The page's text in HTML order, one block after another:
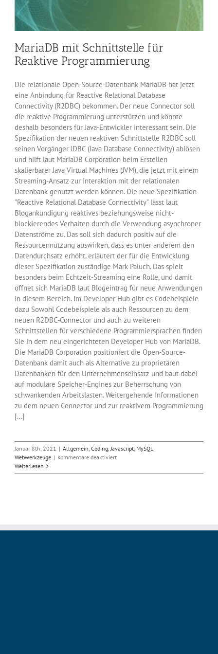
MariaDB mit Schnittstelle für
Reaktive Programmierung
Die relationale Open-Source-Datenbank MariaDB hat jetzt
eine Anbindung für Reactive Relational Database
Connectivity (R2DBC) bekommen. Der neue Connector soll
die reaktive Programmierung unterstützen und könnte
deshalb besonders für Java-Entwickler interessant sein. Die
Spezifikation der neuen reaktiven Schnittstelle R2DBC soll
seinen Vorgänger JDBC (Java Database Connectivity) ablösen
und hilft laut MariaDB Corporation beim Erstellen
skalierbarer Java Virtual Machines (JVM), die jetzt mit einem
Streaming-Ansatz zur Interaktion mit der relationalen
Datenbank genutzt werden können. Die neue Spezifikation
"Reactive Relational Database Connectivity" lässt laut
Blogankündigung reaktives beziehungsweise nicht-
blockierendes Verhalten durch die Verwendung asynchroner
Datenströme zu. Das soll sich dadurch positiv auf die
Ressourcennutzung auswirken, dass es unter anderem den
Datendurchsatz erhöht, erläutert der für die Entwicklung
dieser Spezifikation zuständige Mark Paluch. Das spielt
besonders beim Echtzeit-Streaming eine Rolle, und damit
öffnet sich MariaDB laut Blogeintrag für neue Anwendungen
in diesem Bereich. Im Developer Hub gibt es Codebeispiele
dazu Sowohl Codebeispiele als auch Ressourcen zu dem
neuen R2DBC-Connector und auch zu weiteren
Schnittstellen für verschiedene Programmiersprachen finden
Sie in dem neu eingerichteten Developer Hub von MariaDB.
Die MariaDB Corporation positioniert die Open-Source-
Datenbank damit auch als Alternative zu proprietären
Datenbanken für den Unternehmenseinsatz und baut dabei
auf modulare Speicher-Engines zur Beherrschung von
schwankenden Arbeitslasten. Weitergehende Informationen
zu dem neuen Connector und zur reaktivem Programmierung
[...]
Januar 8th, 2021 | Allgemein, Coding,Javascript, MySQL,
Webwerkzeuge | Kommentare deaktiviertfür
mit
Weiterlesen